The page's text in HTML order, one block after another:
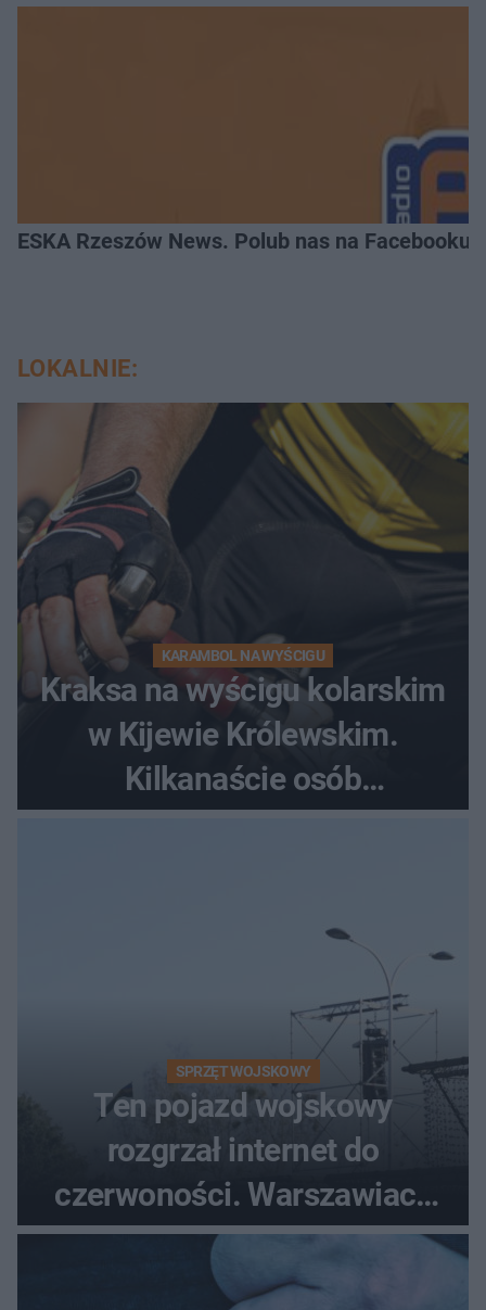
ESKA Rzeszów News. Polub nas na Facebooku!
LOKALNIE:
KARAMBOL NA WYŚCIGU
Kraksa na wyścigu kolarskim
w Kijewie Królewskim.
Kilkanaście osób
poszkodowanych, lądował
SPRZĘT WOJSKOWY
Ten pojazd wojskowy
rozgrzał internet do
czerwoności. Warszawiacy
pytali, czy to Mad Max!